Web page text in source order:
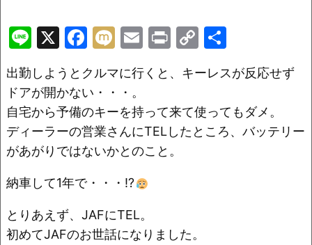
Li
e
X
F
c
e
b
o
k
M
i
E
ai
l
Pr
t
C
p
y
Li
出勤しようとクルマに行くと、キーレスが反応せず
ドアが開かない・・・。
自宅から予備のキーを持って来て使ってもダメ。
ディーラーの営業さんにTELしたところ、バッテリー
があがりではないかとのこと。
納車して1年で・・・!?
とりあえず、JAFにTEL。
初めてJAFのお世話になりました。